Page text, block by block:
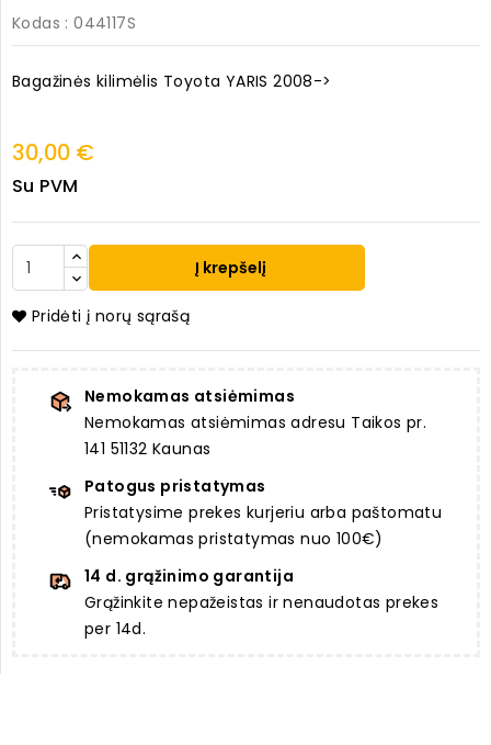
Kodas : 044117S
Bagažinės kilimėlis Toyota YARIS 2008->
30,00 €
Su PVM
Į krepšelį
Pridėti į norų sąrašą
Nemokamas atsiėmimas
Nemokamas atsiėmimas adresu Taikos pr.
141 51132 Kaunas
Patogus pristatymas
Pristatysime prekes kurjeriu arba paštomatu
(nemokamas pristatymas nuo 100€)
14 d. grąžinimo garantija
Grąžinkite nepažeistas ir nenaudotas prekes
per 14d.